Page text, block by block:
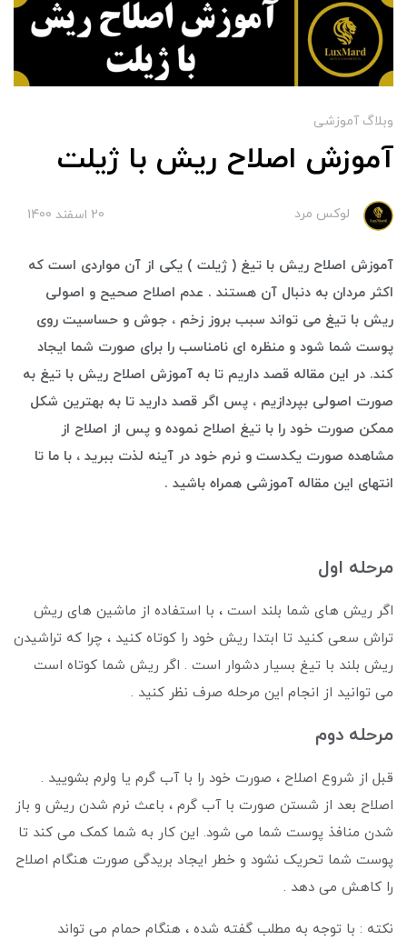
وبلاگ آموزشی
آموزش اصلاح ریش با ژیلت
لوکس مرد 20 اسفند 1400
آموزش اصلاح ریش با تیغ ( ژیلت ) یکی از آن مواردی است که
اکثر مردان به دنبال آن هستند . عدم اصلاح صحیح و اصولی
ریش با تیغ می تواند سبب بروز زخم ، جوش و حساسیت روی
پوست شما شود و منظره ای نامناسب را برای صورت شما ایجاد
کند. در این مقاله قصد داریم تا به آموزش اصلاح ریش با تیغ به
صورت اصولی بپردازیم ، پس اگر قصد دارید تا به بهترین شکل
ممکن صورت خود را با تیغ اصلاح نموده و پس از اصلاح از
مشاهده صورت یکدست و نرم خود در آینه لذت ببرید ، با ما تا
انتهای این مقاله آموزشی همراه باشید .
مرحله اول
اگر ریش های شما بلند است ، با استفاده از ماشین های ریش
تراش سعی کنید تا ابتدا ریش خود را کوتاه کنید ، چرا که تراشیدن
ریش بلند با تیغ بسیار دشوار است . اگر ریش شما کوتاه است
می توانید از انجام این مرحله صرف نظر کنید .
مرحله دوم
قبل از شروع اصلاح ، صورت خود را با آب گرم یا ولرم بشویید .
اصلاح بعد از شستن صورت با آب گرم ، باعث نرم شدن ریش و باز
شدن منافذ پوست شما می شود. این کار به شما کمک می کند تا
پوست شما تحریک نشود و خطر ایجاد بریدگی صورت هنگام اصلاح
را کاهش می دهد .
نکته : با توجه به مطلب گفته شده ، هنگام حمام می تواند